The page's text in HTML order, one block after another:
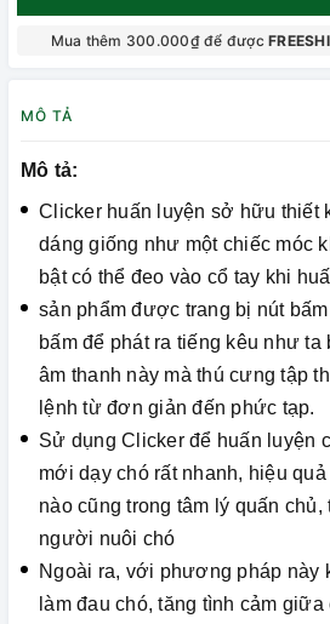
Mua thêm 300.000₫ để được
MÔ TẢ
Mô tả:
Clicker huấn luyện sở hữu thiết
dáng giống như một chiếc móc
bật có thể đeo vào cổ tay khi
sản phẩm được trang bị nút
bấm để phát ra tiếng kêu như
âm thanh này mà thú cưng tập
lệnh từ đơn giản đến phức tạp.
Sử dụng Clicker để huấn luyện
mới dạy chó rất nhanh, hiệu
nào cũng trong tâm lý quấn
người nuôi chó
Ngoài ra, với phương pháp này
làm đau chó, tăng tình cảm